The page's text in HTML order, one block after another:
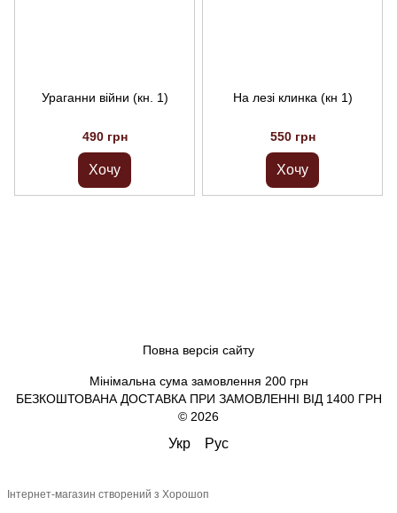
Ураганни війни (кн. 1)
490 грн
Хочу
На лезі клинка (кн 1)
550 грн
Хочу
Повна версія сайту
Мінімальна сума замовлення 200 грн
БЕЗКОШТОВАНА ДОСТАВКА ПРИ ЗАМОВЛЕННІ ВІД 1400 ГРН
© 2026
Укр Рус
Інтернет-магазин створений з Хорошоп